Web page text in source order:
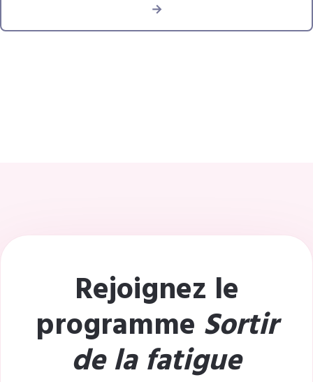
→
Rejoignez le
programme Sortir
de la fatigue